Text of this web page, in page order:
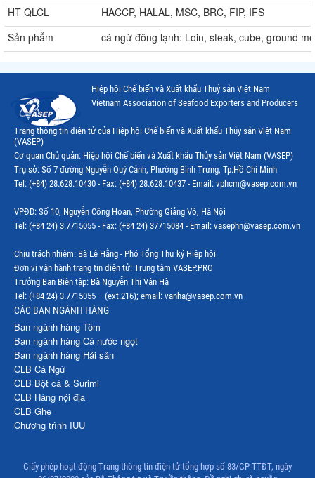
HT QLCL
HACCP, HALAL, MSC, BRC, FIP, IFS
Sản phẩm
cá ngừ đông lạnh: Loin, steak, cube, ground
Hiệp hội Chế biến và Xuất khẩu Thuỷ sản Việt Nam
Vietnam Association of Seafood Exporters and Producers
Trang thông tin điện tử của Hiệp hội Chế biến và Xuất khẩu Thủy sản Việt Nam
(VASEP)
Cơ quan Chủ quản: Hiệp hội Chế biến và Xuất khẩu Thủy sản Việt Nam (VASEP)
Trụ sở: Số 7 đường Nguyễn Quý Cảnh, Phường Bình Trưng, Tp.Hồ Chí Minh
Tel: (+84) 28.628.10430 - Fax: (+84) 28.628.10437 - Email: vphcm@vasep.com.vn
VPĐD: Số 10, Nguyễn Công Hoan, Phường Giảng Võ, Hà Nội
Tel: (+84 24) 3.7715055 - Fax: (+84 24) 37715084 - Email: vasephn@vasep.com.vn
Chịu trách nhiệm: Bà Lê Hằng - Phó Tổng Thư ký Hiệp hội
Đơn vị vận hành trang tin điện tử: Trung tâm VASEP.PRO
Trưởng Ban Biên tập: Bà Nguyễn Thị Vân Hà
Tel: (+84 24) 3.7715055 – (ext.216); email: vanha@vasep.com.vn
CÁC BAN NGÀNH HÀNG
Ban ngành hàng Tôm
Ban ngành hàng Cá nước ngọt
Ban ngành hàng Hải sản
CLB Cá Ngừ
CLB Bột cá & Surimi
CLB Hàng nội địa
CLB Ghẹ
Chương trình IUU
Giấy phép hoạt động Trang thông tin điện tử tổng hợp số 83/GP-TTĐT, ngày